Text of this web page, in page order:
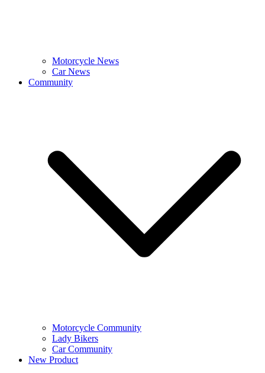
Motorcycle News
Car News
Community
Motorcycle Community
Lady Bikers
Car Community
New Product